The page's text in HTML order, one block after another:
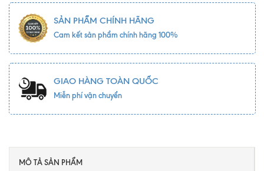
SẢN PHẨM CHÍNH HÃNG
Cam kết sản phẩm chính hãng 100%
GIAO HÀNG TOÀN QUỐC
Miễn phí vận chuyển
MÔ TẢ SẢN PHẨM